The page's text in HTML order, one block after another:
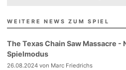
WEITERE NEWS ZUM SPIEL
The Texas Chain Saw Massacre
Spielmodus
26.08.2024 von Marc Friedrichs